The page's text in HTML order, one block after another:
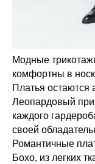
Модные
комфортны в
Платья
Леопардовый
каждого
своей
Романтичные
Бохо, из легких